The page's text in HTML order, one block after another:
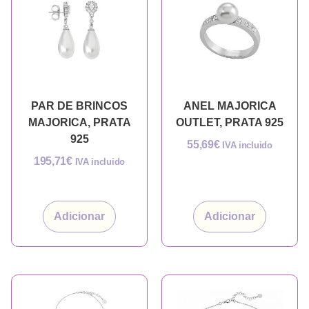
PAR DE BRINCOS
MAJORICA, PRATA
925
195,71€ IVA incluido
Adicionar
ANEL MAJORICA
OUTLET, PRATA 925
55,69€ IVA incluido
Adicionar